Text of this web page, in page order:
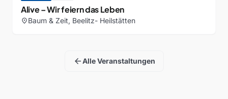
Alive – Wir feiern das Leben
location_onBaum & Zeit, Beelitz- Heilstätten
arrow_backAlle Veranstaltungen